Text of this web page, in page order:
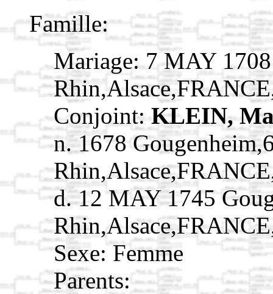
Famille:
Mariage: 7 MAY
Conjoint: KLEIN,
n. 1678
d. 12 MAY 1745
Sexe: Femme
Parents: